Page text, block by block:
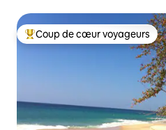
Coups de cœur voyageurs les
Coup de cœur voyageurs